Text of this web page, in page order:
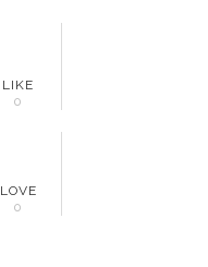
LIKE
0
LOVE
0